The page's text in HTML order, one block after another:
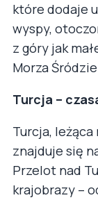
które dodaje
wyspy,
z góry jak
Morza
Turcja –
Turcja, leżąca
znajduje się
Przelot nad
krajobrazy –